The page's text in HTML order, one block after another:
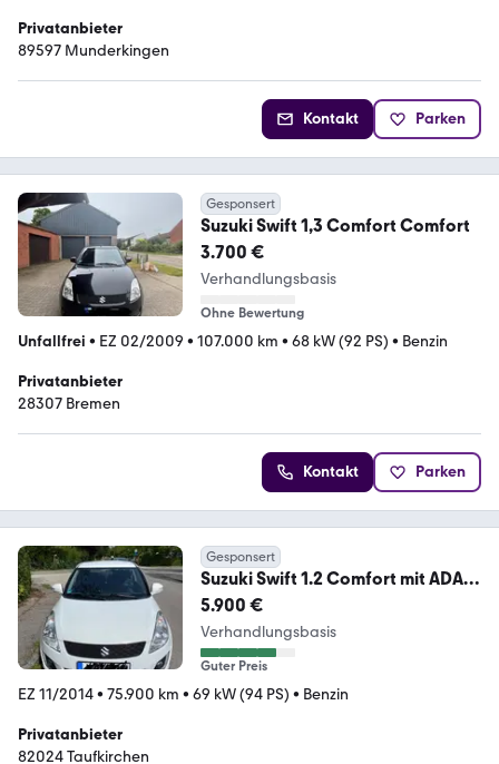
Privatanbieter
89597 Munderkingen
Kontakt Parken
Gesponsert
Suzuki Swift 1,3 Comfort Comfort
3.700 €
Verhandlungsbasis
Ohne Bewertung
Unfallfrei • EZ 02/2009 • 107.000 km • 68 kW (92 PS) • Benzin
Privatanbieter
28307 Bremen
Kontakt Parken
Gesponsert
Suzuki Swift 1.2 Comfort mit ADAC
geprüft
5.900 €
Verhandlungsbasis
Guter Preis
EZ 11/2014• 75.900 km • 69 kW (94 PS) • Benzin
Privatanbieter
82024 Taufkirchen